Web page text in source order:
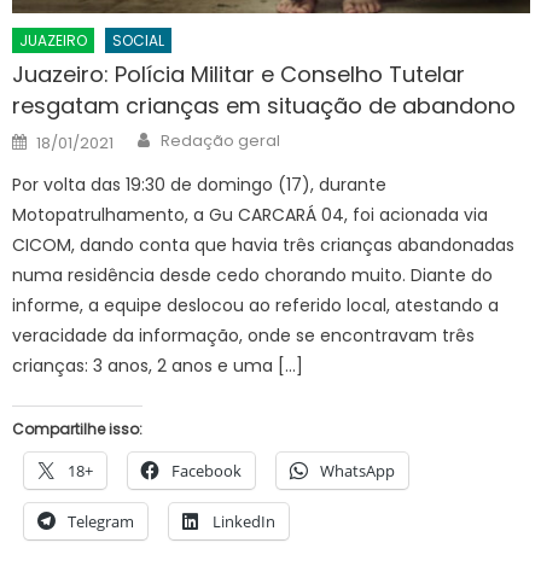
JUAZEIRO SOCIAL
Juazeiro: Polícia Militar e Conselho Tutelar
resgatam crianças em situação de abandono
Posted
on
18/01/2021 Author
Redação geral
Por volta das 19:30 de domingo (17), durante
Motopatrulhamento, a Gu CARCARÁ 04, foi acionada via
CICOM, dando conta que havia três crianças abandonadas
numa residência desde cedo chorando muito. Diante do
informe, a equipe deslocou ao referido local, atestando a
veracidade da informação, onde se encontravam três
crianças: 3 anos, 2 anos e uma […]
Compartilhe isso:
18+ Facebook WhatsApp
Telegram LinkedIn